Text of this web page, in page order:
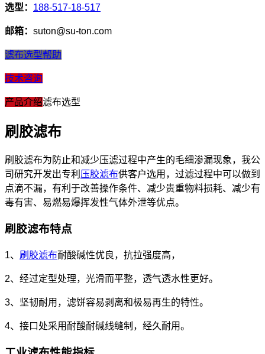
选型： 188-517-18-517
邮箱： suton@su-ton.com
滤布选型帮助
技术咨询
产品介绍滤布选型
刷胶滤布
刷胶滤布为防止和减少压滤过程中产生的毛细渗漏现象，我公
司研究开发出专利 压胶滤布供客户选用，过滤过程中可以做到
点滴不漏，有利于改善操作条件、减少贵重物料损耗、减少有
毒有害、易燃易爆挥发性气体外泄等优点。
刷胶滤布特点
1、 刷胶滤布耐酸碱性优良，抗拉强度高，
2、经过定型处理，光滑而平整，透气透水性更好。
3、坚韧耐用，滤饼容易剥离和极易再生的特性。
4、接口处采用耐酸耐碱线缝制，经久耐用。